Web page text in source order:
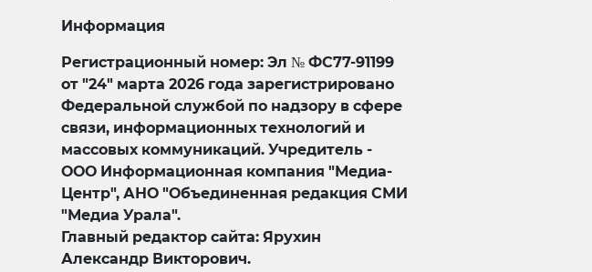
Информация
Регистрационный номер: Эл № ФС77-91199
от "24" марта 2026 года зарегистрировано
Федеральной службой по надзору в сфере
связи, информационных технологий и
массовых коммуникаций. Учредитель -
ООО Информационная компания "Медиа-
Центр", АНО "Объединенная редакция СМИ
"Медиа Урала".
Главный редактор сайта: Ярухин
Александр Викторович.